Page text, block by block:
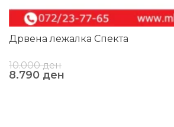
Дрвена лежалка Спекта
10.000ден
8.790 ден